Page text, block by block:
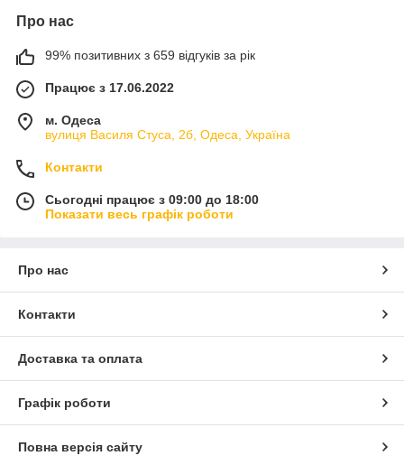
Про нас
99% позитивних з 659 відгуків за рік
Працює з 17.06.2022
м. Одеса
вулиця Василя Стуса, 2б, Одеса, Україна
Контакти
Сьогодні працює з 09:00 до 18:00
Показати весь графік роботи
Про нас
Контакти
Доставка та оплата
Графік роботи
Повна версія сайту